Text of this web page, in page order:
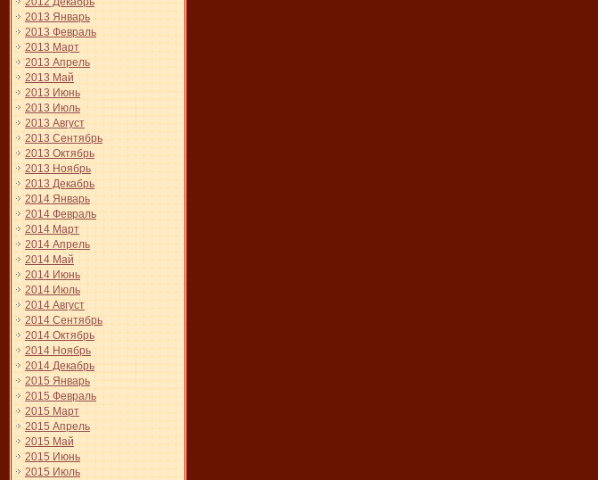
2013 Январь
2013 Февраль
2013 Март
2013 Апрель
2013 Май
2013 Июнь
2013 Июль
2013 Август
2013 Сентябрь
2013 Октябрь
2013 Ноябрь
2013 Декабрь
2014 Январь
2014 Февраль
2014 Март
2014 Апрель
2014 Май
2014 Июнь
2014 Июль
2014 Август
2014 Сентябрь
2014 Октябрь
2014 Ноябрь
2014 Декабрь
2015 Январь
2015 Февраль
2015 Март
2015 Апрель
2015 Май
2015 Июнь
2015 Июль